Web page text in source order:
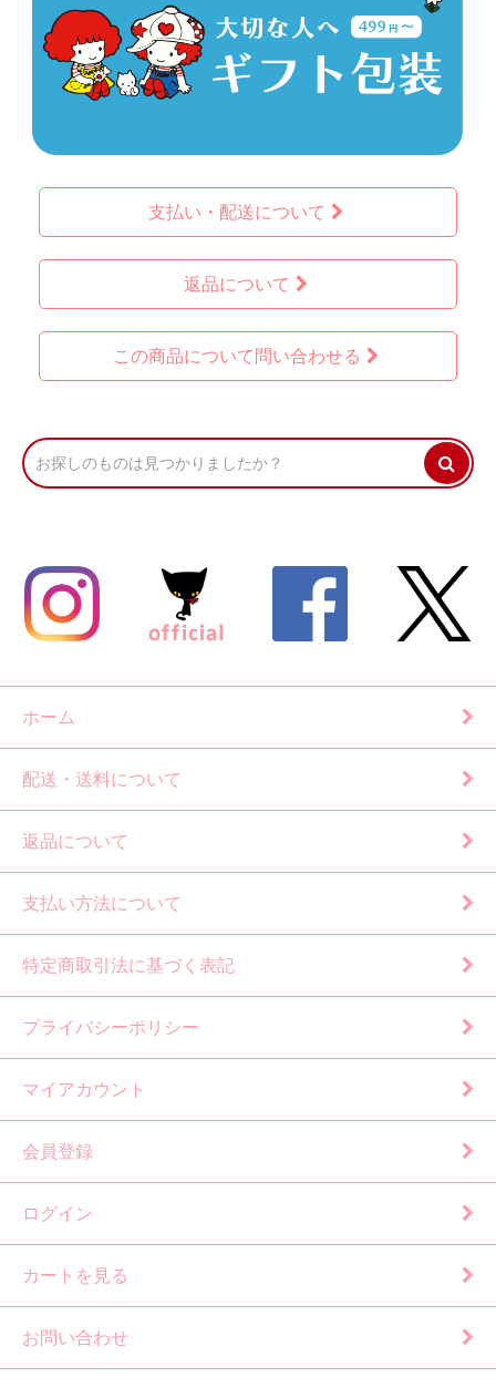
支払い・配送について
返品について
この商品について問い合わせる
ホーム
配送・送料について
返品について
支払い方法について
特定商取引法に基づく表記
プライバシーポリシー
マイアカウント
会員登録
ログイン
カートを見る
お問い合わせ